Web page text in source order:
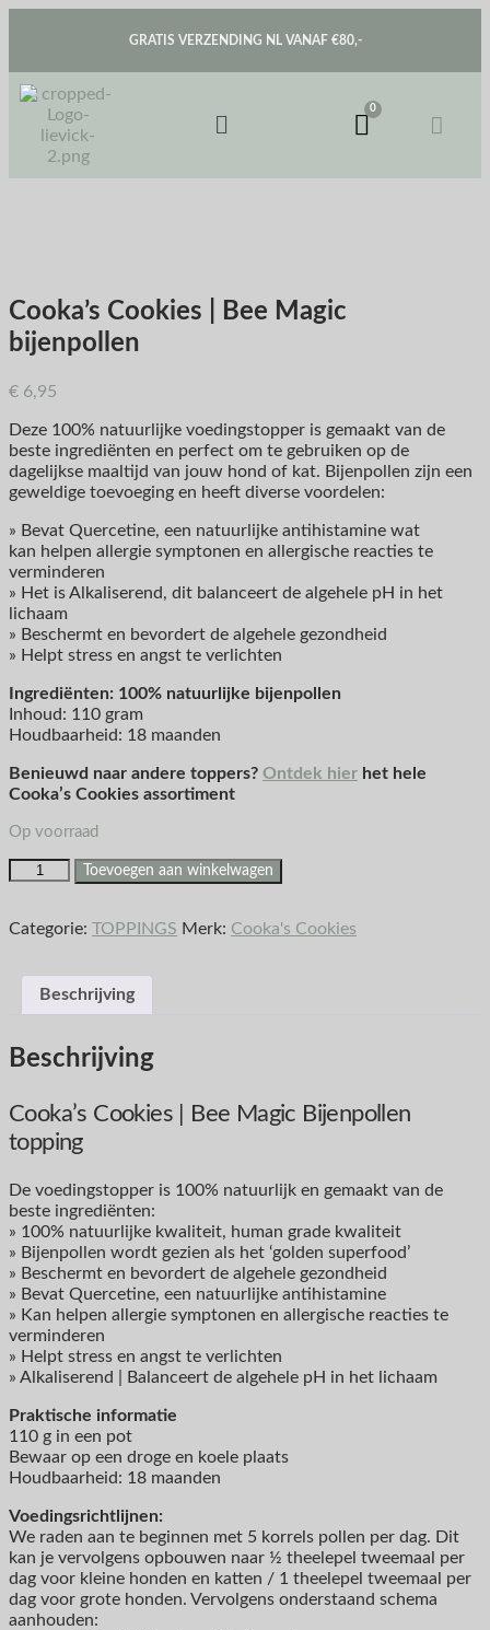
GRATIS VERZENDING NL VANAF €80,-
Cooka’s Cookies | Bee Magic
bijenpollen
€ 6,95
Deze 100% natuurlijke voedingstopper is gemaakt van de
beste ingrediënten en perfect om te gebruiken op de
dagelijkse maaltijd van jouw hond of kat. Bijenpollen zijn een
geweldige toevoeging en heeft diverse voordelen:
» Bevat Quercetine, een natuurlijke antihistamine wat
kan helpen allergie symptonen en allergische reacties te
verminderen
» Het is Alkaliserend, dit balanceert de algehele pH in het
lichaam
» Beschermt en bevordert de algehele gezondheid
» Helpt stress en angst te verlichten
Ingrediënten: 100% natuurlijke bijenpollen
Inhoud: 110 gram
Houdbaarheid: 18 maanden
Benieuwd naar andere toppers? Ontdek hier het hele
Cooka’s Cookies assortiment
Op voorraad
Toevoegen aan winkelwagen
Categorie: TOPPINGS Merk: Cooka's Cookies
Beschrijving
Beschrijving
Cooka’s Cookies | Bee Magic Bijenpollen
topping
De voedingstopper is 100% natuurlijk en gemaakt van de
beste ingrediënten:
» 100% natuurlijke kwaliteit, human grade kwaliteit
» Bijenpollen wordt gezien als het ‘golden superfood’
» Beschermt en bevordert de algehele gezondheid
» Bevat Quercetine, een natuurlijke antihistamine
» Kan helpen allergie symptonen en allergische reacties te
verminderen
» Helpt stress en angst te verlichten
» Alkaliserend | Balanceert de algehele pH in het lichaam
Praktische informatie
110 g in een pot
Bewaar op een droge en koele plaats
Houdbaarheid: 18 maanden
Voedingsrichtlijnen:
We raden aan te beginnen met 5 korrels pollen per dag. Dit
kan je vervolgens opbouwen naar ½ theelepel tweemaal per
dag voor kleine honden en katten / 1 theelepel tweemaal per
dag voor grote honden. Vervolgens onderstaand schema
aanhouden: